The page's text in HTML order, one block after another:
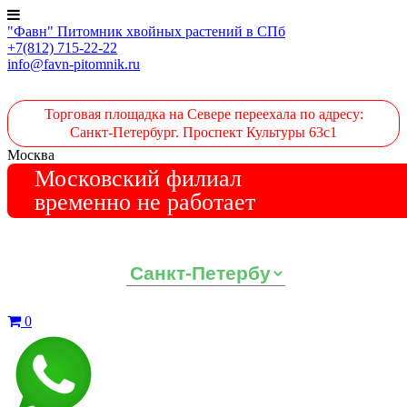
"Фавн" Питомник хвойных растений в СПб
+7(812) 715-22-22
info@favn-pitomnik.ru
Торговая площадка на Севере переехала по адресу:
Санкт-Петербург. Проспект Культуры 63с1
Москва
Московский филиал
временно не работает
0